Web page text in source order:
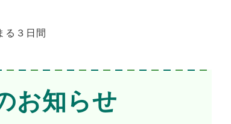
る３日間
お知らせ